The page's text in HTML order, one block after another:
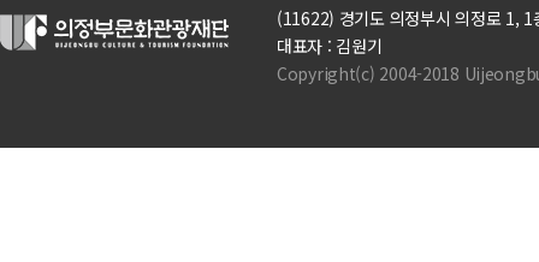
(11622) 경기도 의정부시 의정로
대표자 : 김원기
Copyright(c) 2004-2018